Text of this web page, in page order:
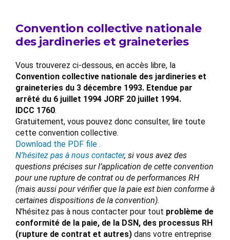
Convention collective nationale
des jardineries et graineteries
Vous trouverez ci-dessous, en accès libre, la
Convention collective nationale des jardineries et
graineteries du 3 décembre 1993. Etendue par
arrêté du 6 juillet 1994 JORF 20 juillet 1994.
IDCC 1760.
Gratuitement, vous pouvez donc consulter, lire toute
cette convention collective.
Download the PDF file .
N’hésitez pas à nous contacter, si vous avez des
questions précises sur l’application de cette convention
pour une rupture de contrat ou de performances RH
(mais aussi pour vérifier que la paie est bien conforme à
certaines dispositions de la convention).
N'hésitez pas à nous contacter pour tout problème de
conformité de la paie, de la DSN, des processus RH
(rupture de contrat et autres) dans votre entreprise